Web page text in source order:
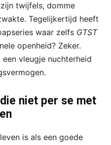
twijfels, domme
Tegelijkertijd heeft
waar zelfs GTST
openheid? Zeker.
vleugje nuchterheid
die niet per se met
is als een goede